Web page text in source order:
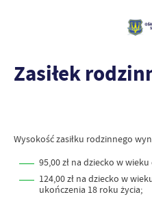
Zasiłek
Wysokość zasiłku rodzinnego
95,00 zł na dziecko w
124,00 zł na dziecko w
ukończenia 18 roku życia;